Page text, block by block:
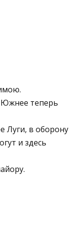
Южнее теперь
Луги, в оборону
и здесь